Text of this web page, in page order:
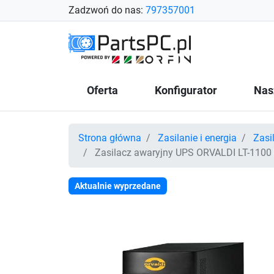
Zadzwoń do nas: 797357001
Oferta Konfigurator
Strona główna Zasilanie i energia
Zasilacz awaryjny UPS ORVALDI LT-
Aktualnie wyprzedane